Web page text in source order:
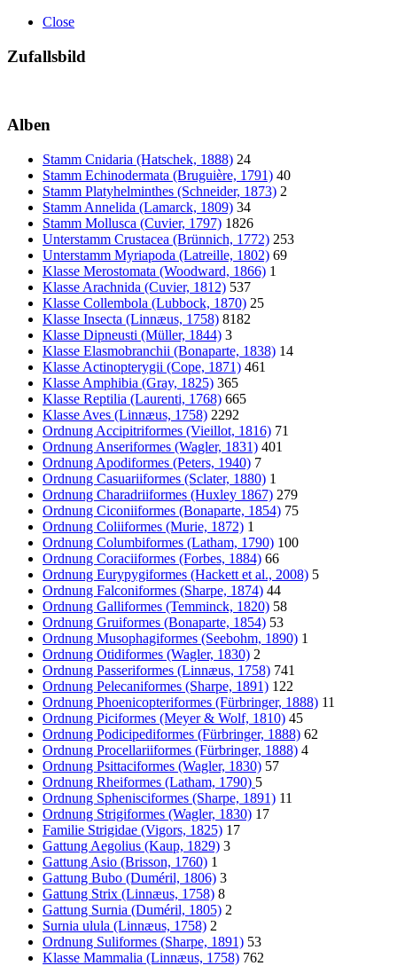
Close
Zufallsbild
Alben
Stamm Cnidaria (Hatschek, 1888) 24
Stamm Echinodermata (Bruguière, 1791) 40
Stamm Platyhelminthes (Schneider, 1873) 2
Stamm Annelida (Lamarck, 1809) 34
Stamm Mollusca (Cuvier, 1797) 1826
Unterstamm Crustacea (Brünnich, 1772) 253
Unterstamm Myriapoda (Latreille, 1802) 69
Klasse Merostomata (Woodward, 1866) 1
Klasse Arachnida (Cuvier, 1812) 537
Klasse Collembola (Lubbock, 1870) 25
Klasse Insecta (Linnæus, 1758) 8182
Klasse Dipneusti (Müller, 1844) 3
Klasse Elasmobranchii (Bonaparte, 1838) 14
Klasse Actinopterygii (Cope, 1871) 461
Klasse Amphibia (Gray, 1825) 365
Klasse Reptilia (Laurenti, 1768) 665
Klasse Aves (Linnæus, 1758) 2292
Ordnung Accipitriformes (Vieillot, 1816) 71
Ordnung Anseriformes (Wagler, 1831) 401
Ordnung Apodiformes (Peters, 1940) 7
Ordnung Casuariiformes (Sclater, 1880) 1
Ordnung Charadriiformes (Huxley 1867) 279
Ordnung Ciconiiformes (Bonaparte, 1854) 75
Ordnung Coliiformes (Murie, 1872) 1
Ordnung Columbiformes (Latham, 1790) 100
Ordnung Coraciiformes (Forbes, 1884) 66
Ordnung Eurypygiformes (Hackett et al., 2008) 5
Ordnung Falconiformes (Sharpe, 1874) 44
Ordnung Galliformes (Temminck, 1820) 58
Ordnung Gruiformes (Bonaparte, 1854) 53
Ordnung Musophagiformes (Seebohm, 1890) 1
Ordnung Otidiformes (Wagler, 1830) 2
Ordnung Passeriformes (Linnæus, 1758) 741
Ordnung Pelecaniformes (Sharpe, 1891) 122
Ordnung Phoenicopteriformes (Fürbringer, 1888) 11
Ordnung Piciformes (Meyer & Wolf, 1810) 45
Ordnung Podicipediformes (Fürbringer, 1888) 62
Ordnung Procellariiformes (Fürbringer, 1888) 4
Ordnung Psittaciformes (Wagler, 1830) 57
Ordnung Rheiformes (Latham, 1790) 5
Ordnung Sphenisciformes (Sharpe, 1891) 11
Ordnung Strigiformes (Wagler, 1830) 17
Familie Strigidae (Vigors, 1825) 17
Gattung Aegolius (Kaup, 1829) 3
Gattung Asio (Brisson, 1760) 1
Gattung Bubo (Duméril, 1806) 3
Gattung Strix (Linnæus, 1758) 8
Gattung Surnia (Duméril, 1805) 2
Surnia ulula (Linnæus, 1758) 2
Ordnung Suliformes (Sharpe, 1891) 53
Klasse Mammalia (Linnæus, 1758) 762